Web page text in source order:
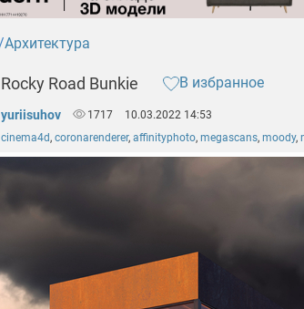
Архитектура
Rocky Road Bunkie В избранное
yuriisuhov 1717
10.03.2022 14:53
cinema4d, coronarenderer, affinityphoto, megascans, moody,